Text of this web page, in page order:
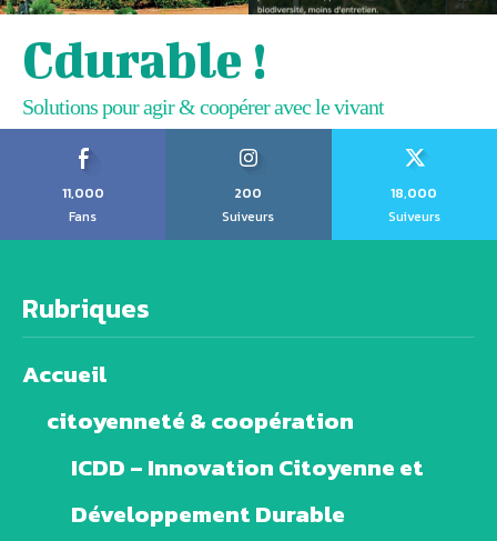
Cdurable !
Solutions pour agir & coopérer avec le vivant
11,000
Fans
200
Suiveurs
18,000
Suiveurs
Rubriques
Accueil
citoyenneté & coopération
ICDD – Innovation Citoyenne et
Développement Durable